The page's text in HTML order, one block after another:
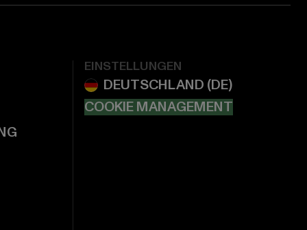
EINSTELLUNGEN
COOKIE MANAGEMENT